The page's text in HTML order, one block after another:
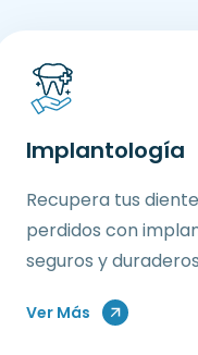
Implantología
Recupera tus
perdidos con
seguros y duraderos
Ver Más